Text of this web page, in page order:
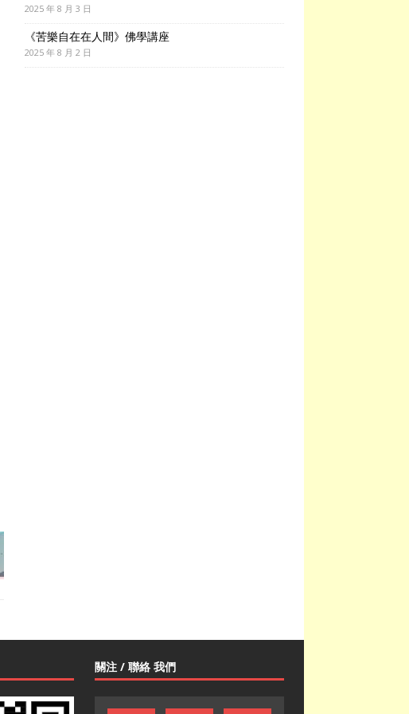
2025 年 8 月 3 日
《苦樂自在在人間》佛學講座
2025 年 8 月 2 日
關注 / 聯絡 我們